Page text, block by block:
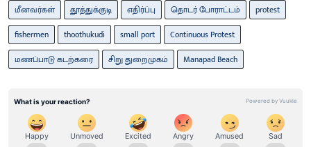
மீனவர்கள் தூத்துக்குடி எதிர்ப்பு தொடர் போராட்டம்
protest
fishermen
thoothukudi small port
Continuous Protest
மணப்பாடு கடற்கரை
சிறு துறைமுகம் Manapad Beach